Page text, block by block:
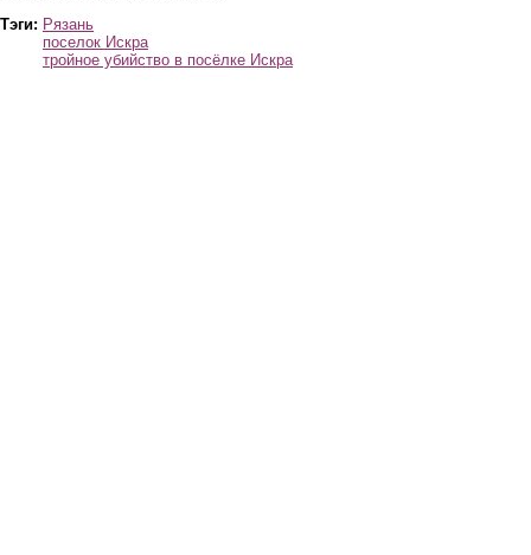
Тэги: Рязань
поселок Искра
тройное убийство в посёлке Искра